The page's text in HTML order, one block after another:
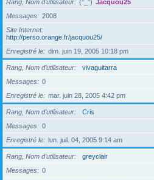
Rang, Nom d’utilisateur (°_°) Jacquou25
Messages
2008
Site Internet
http://perso.orange.fr/jacquou25/
Enregistré le
dim. juin 19, 2005 10:18 pm
Rang, Nom d’utilisateur
vivaguitarra
Messages
0
Enregistré le
mar. juin 28, 2005 4:42 pm
Rang, Nom d’utilisateur
Cris
Messages
0
Enregistré le
lun. juil. 04, 2005 9:14 am
Rang, Nom d’utilisateur
greyclair
Messages
0